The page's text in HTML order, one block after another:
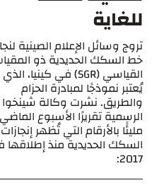
للغاية
تروج وسائل الإعلام الصينية
خط السكك الحديدية ذو
القياسي (SGR) في كينيا، الذي
يُعتبر نموذجًا لمبادرة الحزام
والطريق. نشرت وكالة شينخوا
الرسمية تقريرًا الأسبوع الماضي
مليئًا بالأرقام التي تُظهر إنجازات
السكك الحديدية منذ
2017: